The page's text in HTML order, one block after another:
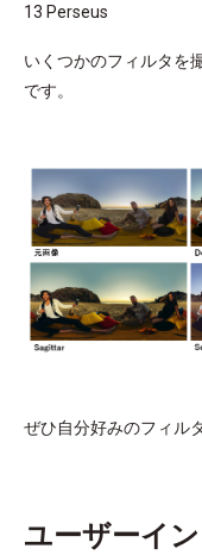
13 Perseus
いくつかのフィルタを
です。
ぜひ自分好みのフィル
ユーザーイ